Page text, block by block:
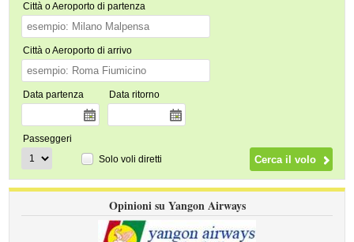
Città o Aeroporto di partenza
Città o Aeroporto di arrivo
Data partenza Data ritorno
Passeggeri
Solo voli diretti
Opinioni su Yangon Airways